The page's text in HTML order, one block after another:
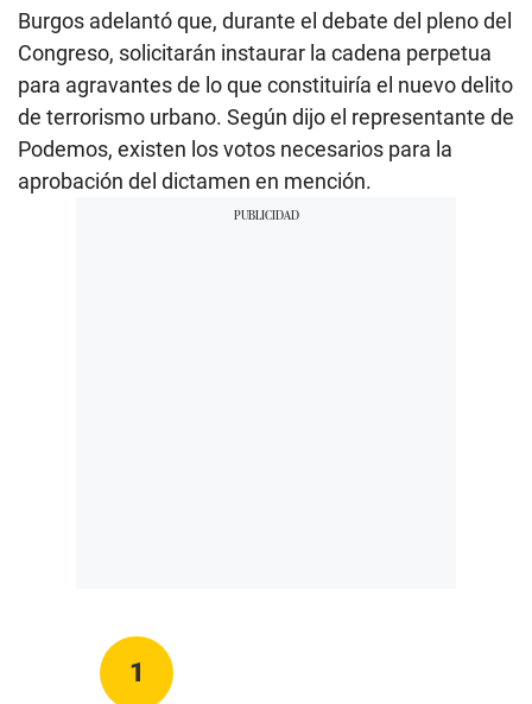
Burgos adelantó que, durante el debate del pleno del
Congreso, solicitarán instaurar la cadena perpetua
para agravantes de lo que constituiría el nuevo delito
de terrorismo urbano. Según dijo el representante de
Podemos, existen los votos necesarios para la
aprobación del dictamen en mención.
1